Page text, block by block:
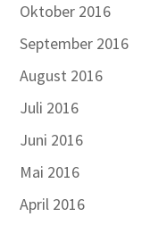
Oktober 2016
September 2016
August 2016
Juli 2016
Juni 2016
Mai 2016
April 2016